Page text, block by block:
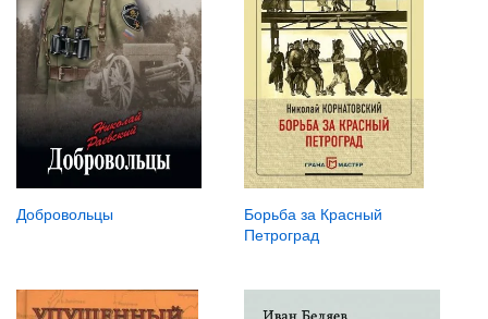
Добровольцы
Борьба за Красный
Петроград